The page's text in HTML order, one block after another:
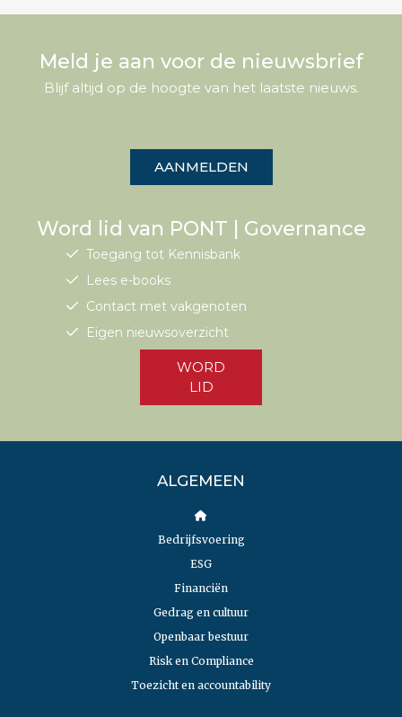
Meld je aan voor de nieuwsbrief
Blijf altijd op de hoogte van het laatste nieuws.
AANMELDEN
Word lid van PONT | Governance
Toegang tot Kennisbank
Lees e-books
Contact met vakgenoten
Eigen nieuwsoverzicht
WORD
LID
ALGEMEEN
Bedrijfsvoering
ESG
Financiën
Gedrag en cultuur
Openbaar bestuur
Risk en Compliance
Toezicht en accountability